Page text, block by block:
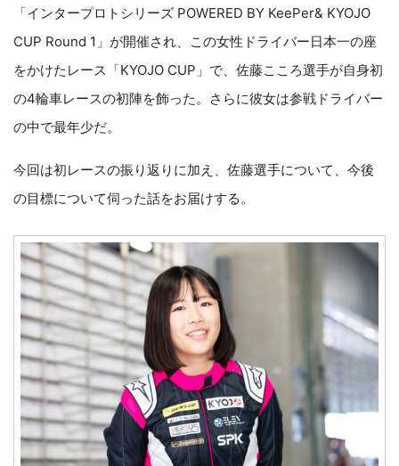
「インタープロトシリーズ POWERED BY KeePer& KYOJO
CUP Round 1」が開催され、この女性ドライバー日本一の座
をかけたレース「KYOJO CUP」で、佐藤こころ選手が自身初
の4輪車レースの初陣を飾った。さらに彼女は参戦ドライバー
の中で最年少だ。
今回は初レースの振り返りに加え、佐藤選手について、今後
の目標について伺った話をお届けする。